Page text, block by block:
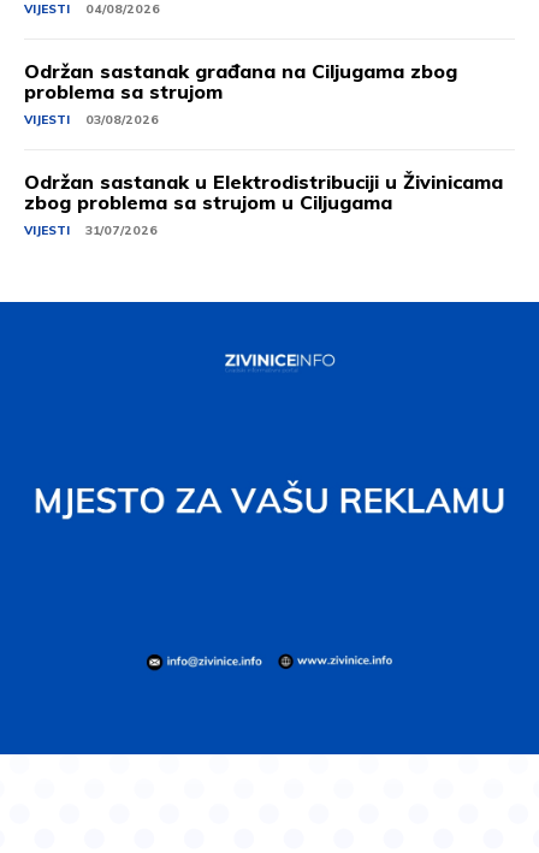
VIJESTI 04/08/2026
Održan sastanak građana na Ciljugama zbog
problema sa strujom
VIJESTI 03/08/2026
Održan sastanak u Elektrodistribuciji u Živinicama
zbog problema sa strujom u Ciljugama
VIJESTI 31/07/2026